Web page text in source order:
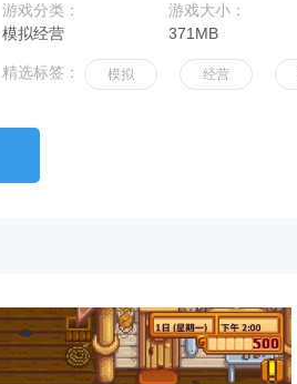
游戏分类：
模拟经营
游戏大小：
371MB
精选标签： 模拟 经营